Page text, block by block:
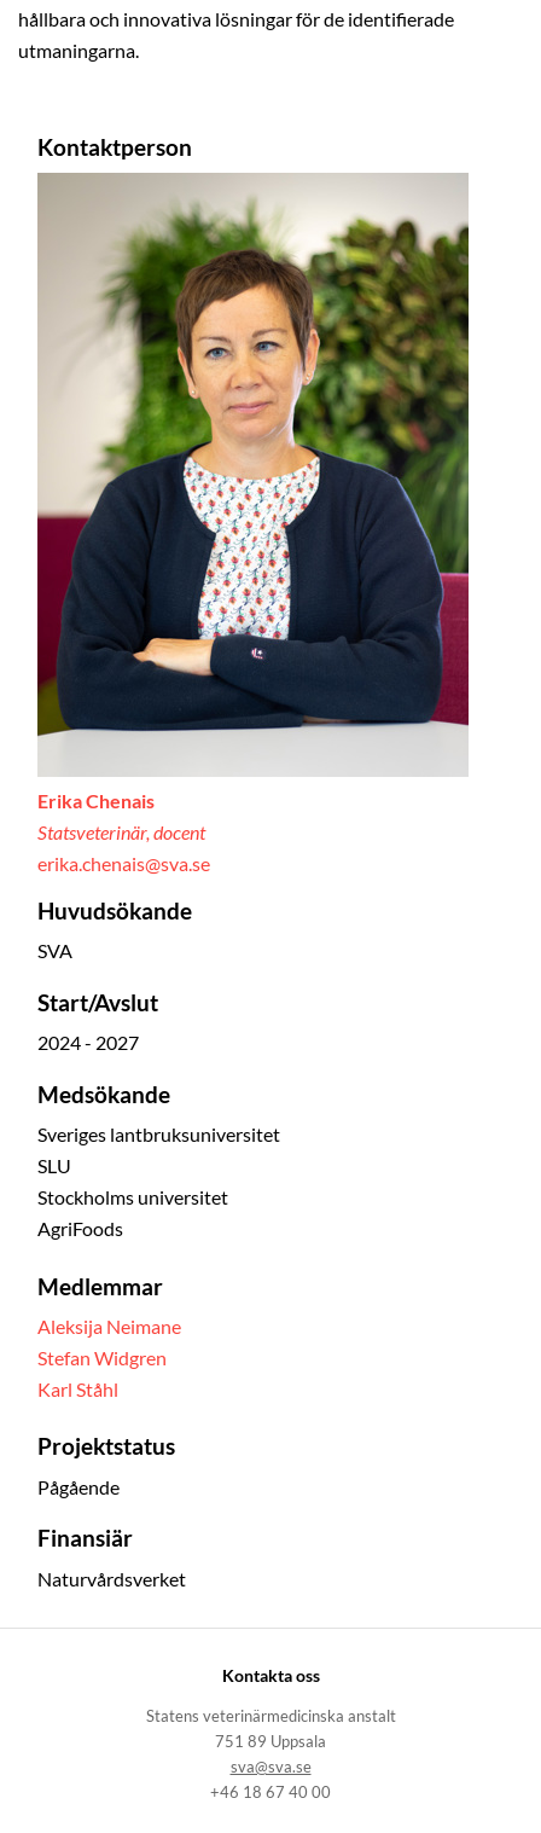
hållbara och innovativa lösningar för de identifierade
utmaningarna.
Kontaktperson
Erika Chenais
Statsveterinär, docent
erika.chenais@sva.se
Huvudsökande
SVA
Start/Avslut
2024 - 2027
Medsökande
Sveriges lantbruksuniversitet
SLU
Stockholms universitet
AgriFoods
Medlemmar
Aleksija Neimane
Stefan Widgren
Karl Ståhl
Projektstatus
Pågående
Finansiär
Naturvårdsverket
Kontakta oss
Statens veterinärmedicinska anstalt
751 89 Uppsala
sva@sva.se
+46 18 67 40 00